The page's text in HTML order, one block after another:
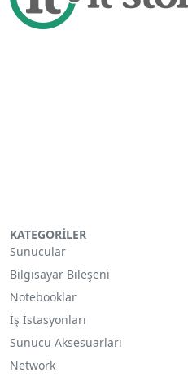
KATEGORİLER
Sunucular
Bilgisayar Bileşeni
Notebooklar
İş İstasyonları
Sunucu Aksesuarları
Network